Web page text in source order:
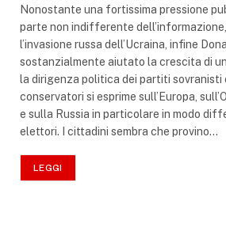
Nonostante una fortissima pressione
parte non indifferente dell’informazione,
l’invasione russa dell’Ucraina, infine
sostanzialmente aiutato la crescita di
la dirigenza politica dei partiti sovranisti
conservatori si esprime sull’Europa,
e sulla Russia in particolare in modo
elettori. I cittadini sembra che provino…
LEGGI